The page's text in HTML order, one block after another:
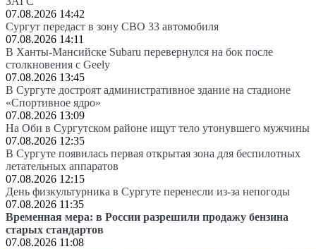
07.08.2026 14:42
Сургут передаст в зону СВО 33 автомобиля
07.08.2026 14:11
В Ханты-Мансийске Subaru перевернулся на бок после
столкновения с Geely
07.08.2026 13:45
В Сургуте достроят административное здание на стадионе
«Спортивное ядро»
07.08.2026 13:09
На Оби в Сургутском районе ищут тело утонувшего мужчины
07.08.2026 12:35
В Сургуте появилась первая открытая зона для беспилотных
летательных аппаратов
07.08.2026 12:15
День физкультурника в Сургуте перенесли из-за непогоды
07.08.2026 11:35
Временная мера: в России разрешили продажу бензина
старых стандартов
07.08.2026 11:08